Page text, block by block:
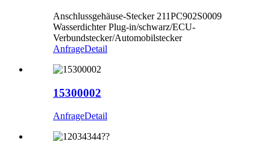
Anschlussgehäuse-Stecker 211PC902S0009
Wasserdichter Plug-in/schwarz/ECU-
Verbundstecker/Automobilstecker
AnfrageDetail
15300002
AnfrageDetail